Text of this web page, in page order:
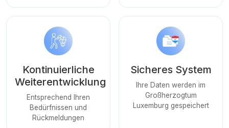
Kontinuierliche
Weiterentwicklung
Entsprechend Ihren
Bedürfnissen und
Rückmeldungen
Sicheres System
Ihre Daten werden im
Großherzogtum
Luxemburg gespeichert